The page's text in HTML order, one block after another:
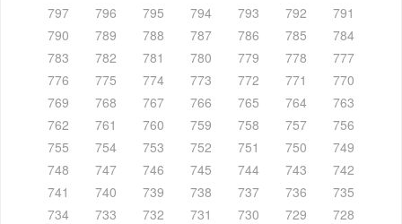
797
796 795 794 793 792
791
790
789 788 787 786 785
784
783
782 781 780 779 778
777
776
775 774 773 772 771
770
769
768 767 766 765 764
763
762
761 760 759 758 757
756
755
754 753 752 751 750
749
748
747 746 745 744 743
742
741
740 739 738 737 736
735
734
733 732 731 730 729
728